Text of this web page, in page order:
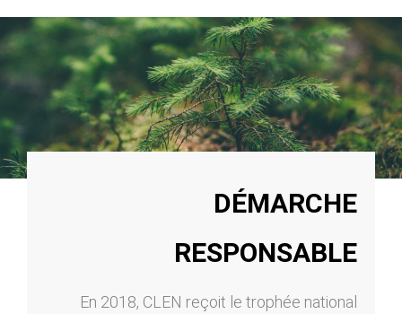
DÉMARCHE
RESPONSABLE
En 2018, CLEN reçoit le trophée national